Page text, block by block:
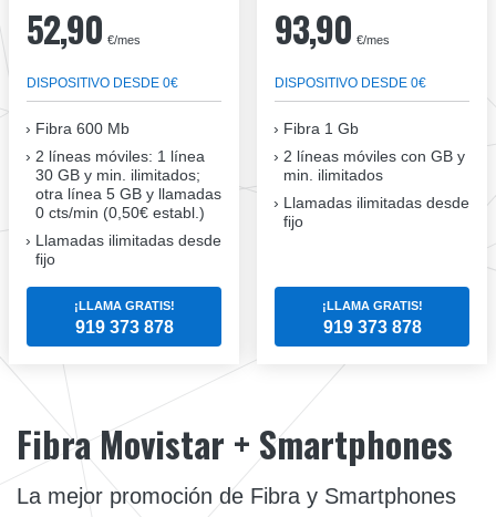
52,90 €/mes
DISPOSITIVO DESDE 0€
Fibra 600 Mb
2 líneas móviles: 1 línea
30 GB y min. ilimitados;
otra línea 5 GB y llamadas
0 cts/min (0,50€ establ.)
Llamadas ilimitadas desde
fijo
¡LLAMA GRATIS!
919 373 878
93,90 €/mes
DISPOSITIVO DESDE 0€
Fibra 1 Gb
2 líneas móviles con GB y
min. ilimitados
Llamadas ilimitadas desde
fijo
¡LLAMA GRATIS!
919 373 878
Fibra Movistar + Smartphones
La mejor promoción de Fibra y Smartphones